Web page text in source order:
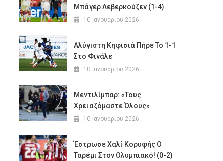
Μπάγερ Λεβερκούζεν (1-4)
10 Ιανουαρίου 2026
Αλύγιστη Κηφισιά Πήρε Το 1-1
Στο Φινάλε
10 Ιανουαρίου 2026
Μεντιλίμπαρ: «Τους
Χρειαζόμαστε Όλους»
10 Ιανουαρίου 2026
Έστρωσε Χαλί Κορυφής Ο
Ταρέμι Στον Ολυμπιακό! (0-2)